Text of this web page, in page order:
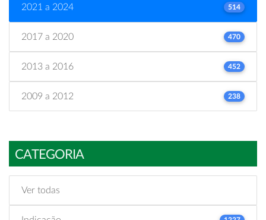
2021 a 2024 514
2017 a 2020 470
2013 a 2016 452
2009 a 2012 238
CATEGORIA
Ver todas